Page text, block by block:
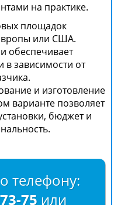
на практике.
площадок
или США.
обеспечивает
в зависимости от
и изготовление
варианте позволяет
бюджет и
телефону:
75 или